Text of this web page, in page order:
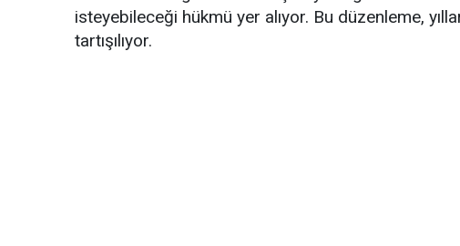
isteyebileceği hükmü yer alıyor. Bu düzenleme,
tartışılıyor.